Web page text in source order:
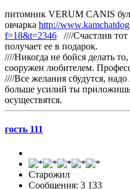
питомник VERUM CANIS
овчарка http://
f=18&t=2346 ////Счастлив тот
получает ее в подарок.
////Никогда не бойся делать
сооружен любителем.
////Все желания сбудутся,
больше усилий ты приложишь
осуществятся.
гость 111
Старожил
Сообщения: 3 133